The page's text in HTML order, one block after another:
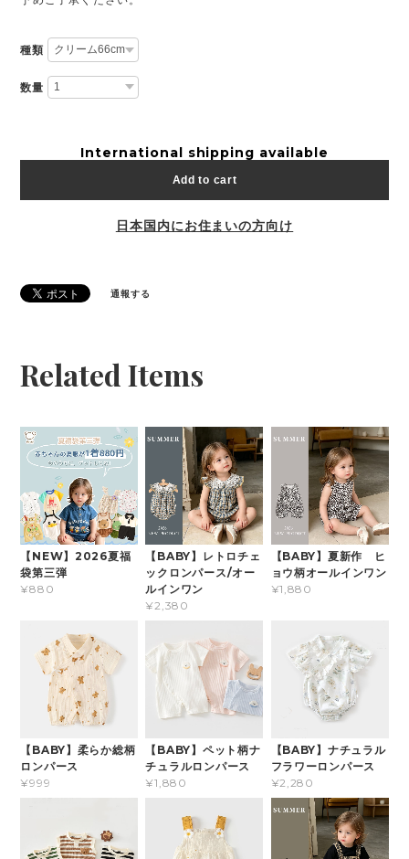
種類
数量
International shipping available
Add to cart
日本国内にお住まいの方向け
通報する
Related Items
【NEW】2026夏福
袋第三弾
¥880
【BABY】レトロチェ
ックロンパース/オー
ルインワン
¥2,380
【BABY】夏新作 ヒ
ョウ柄オールインワン
¥1,880
【BABY】柔らか総柄
ロンパース
¥999
【BABY】ペット柄ナ
チュラルロンパース
¥1,880
【BABY】ナチュラル
フラワーロンパース
¥2,280